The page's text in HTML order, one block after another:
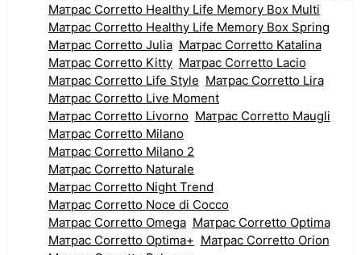
Матрас Corretto Healthy Life Memory Box Multi
Матрас Corretto Healthy Life Memory Box Spring
Матрас Corretto Julia Матрас Corretto Katalina
Матрас Corretto Kitty Матрас Corretto Lacio
Матрас Corretto Life Style Матрас Corretto Lira
Матрас Corretto Live Moment
Матрас Corretto Livorno Матрас Corretto Maugli
Матрас Corretto Milano
Матрас Corretto Milano 2
Матрас Corretto Naturale
Матрас Corretto Night Trend
Матрас Corretto Noce di Cocco
Матрас Corretto Omega Матрас Corretto Optima
Матрас Corretto Optima+ Матрас Corretto Orion